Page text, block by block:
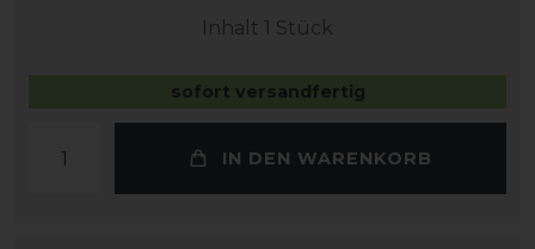
Inhalt 1 Stück
sofort versandfertig
IN DEN WARENKORB